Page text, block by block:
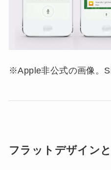
※Apple非公式の画像。
フラットデザイン